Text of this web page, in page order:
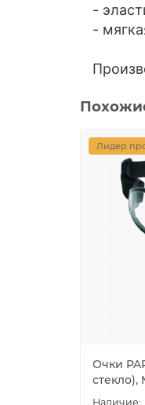
-
-
Лидер
Очки
стекло),